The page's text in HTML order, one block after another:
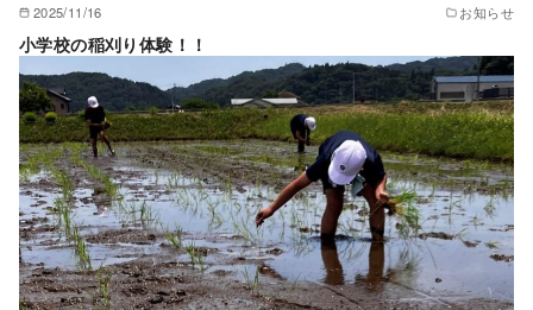
2025/11/16 お知らせ
小学校の稲刈り体験！！